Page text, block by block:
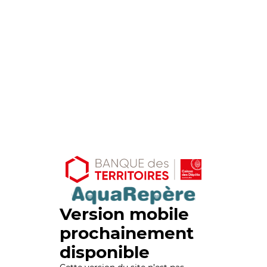
Version mobile
prochainement
disponible